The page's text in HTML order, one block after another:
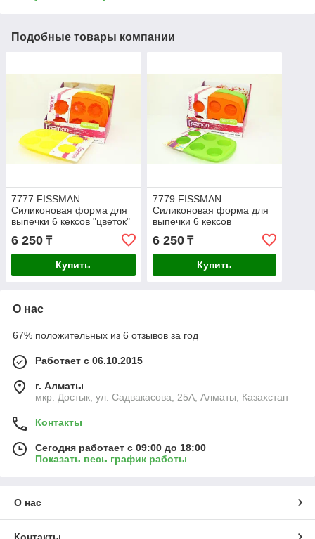
Подобные товары компании
7777 FISSMAN
Силиконовая форма для
выпечки 6 кексов "цветок"
7,5x7,5x3,8 см
6 250 ₸
Купить
7779 FISSMAN
Силиконовая форма для
выпечки 6 кексов
6,5x6,5x3 см
6 250₸
Купить
О нас
67% положительных из 6 отзывов за год
Работает с 06.10.2015
г. Алматы
мкр. Достык, ул. Садвакасова, 25А, Алматы, Казахстан
Контакты
Сегодня работает с 09:00 до 18:00
Показать весь график работы
О нас